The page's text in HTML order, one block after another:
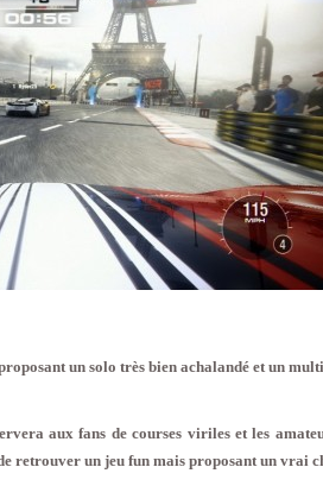
un solo très bien achalandé et un
aux fans de courses viriles et les
retrouver un jeu fun mais proposant un vrai